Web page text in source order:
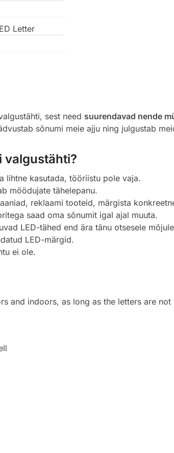
Letter
sest need suurendavad nende
sõnumi meie ajju ning julgustab
valgustähti?
lihtne kasutada, tööriistu pole vaja.
möödujate tähelepanu.
reklaami tooteid, märgista
saad oma sõnumit igal ajal muuta.
LED-tähed end ära tänu otsesele
LED-märgid.
ei ole.
and indoors, as long as the letters are